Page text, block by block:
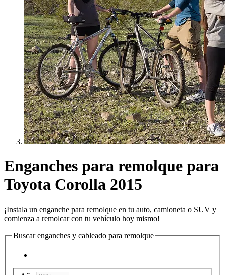
Enganches para remolque para
Toyota Corolla 2015
¡Instala un enganche para remolque en tu auto, camioneta o SUV y
comienza a remolcar con tu vehículo hoy mismo!
Buscar enganches y cableado para remolque